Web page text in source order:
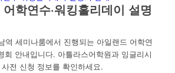
학연수·워킹홀리데이 설명
역 세미나룸에서 진행되는 아일랜드 어학연
회 안내입니다. 아틀라스어학원과 잉글리시
전 신청 정보를 확인하세요.